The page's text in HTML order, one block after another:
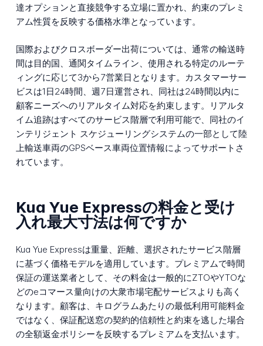
達オプションと直接競争する立場に置かれ、約束のプレミ
アム性質を反映する価格水準となっています。
国際およびクロスボーダー出荷については、通常の輸送時
間は目的国、通関タイムライン、使用される特定のルーテ
ィングに応じて3から7営業日となります。カスタマーサー
ビスは1日24時間、週7日運営され、同社は24時間以内に
顧客ニーズへのリアルタイム対応を約束します。リアルタ
イム追跡はすべてのサービス階層で利用可能で、同社のイ
ンテリジェント スケジューリングシステムの一部として陸
上輸送車両のGPSベース車両位置情報によってサポートさ
れています。
Kua Yue Expressの料金と受け
入れ最大寸法は何ですか
Kua Yue Expressは重量、距離、選択されたサービス階層
に基づく価格モデルを適用しています。プレミアムで時間
保証の運送業者として、その料金は一般的にZTOやYTOな
どのeコマース量向けの大衆市場宅配サービスよりも高く
なります。顧客は、キログラムあたりの最低利用可能料金
ではなく、保証配送窓の契約的信頼性と約束を逃した場合
の全額返金ポリシーを反映するプレミアムを支払います。